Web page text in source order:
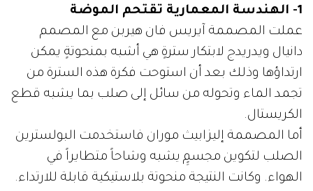
1- الهندسة المعمارية تقتحم الموضة
عملت المصممة آيريس فان هيربن مع المصمم
دانيال ويدريدج لابتكار سترةٍ هي أشبه بمنحوتةٍ يمكن
ارتداؤها وذلك بعد أن استوحت فكرة هذه السترة من
تجمد الماء وتحوله من سائل إلى صلب بما يشبه قطع
الكريستال.
أما المصممة إليزابيث موران فاستخدمت البولسترين
الصلب لتكوين مجسمٍِ يشبه وشاحاً متطايراً في
الهواء. وكانت النتيجة منحوتة بلاستيكية قابلة للارتداء.